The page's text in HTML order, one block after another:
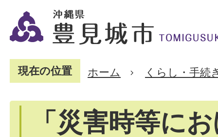
現在の位置 ホーム くらし・手続
「災害時等に